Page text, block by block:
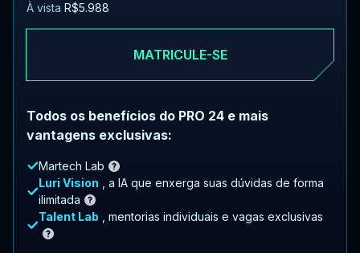
À vista R$5.988
MATRICULE-SE
Todos os benefícios do PRO 24 e mais
vantagens exclusivas:
Martech Lab
Luri Vision
, a IA que enxerga suas dúvidas de forma
ilimitada
Talent Lab
, mentorias individuais e vagas exclusivas